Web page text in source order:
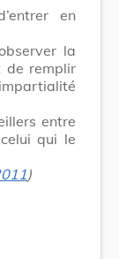
en
la
de remplir
entre
qui le
)